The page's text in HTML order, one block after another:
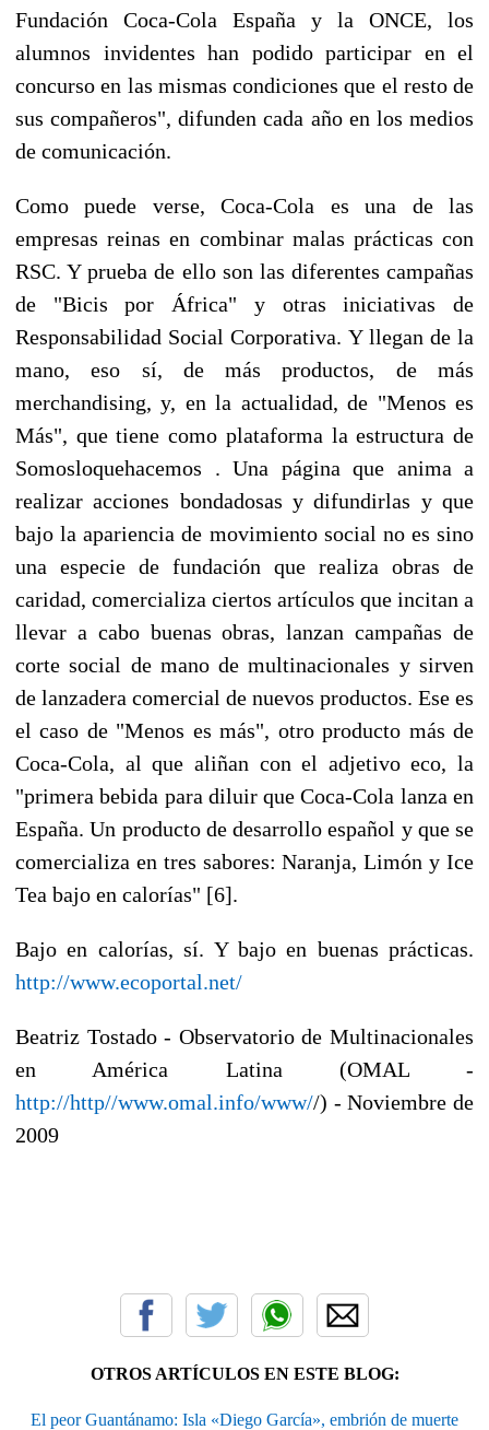
Fundación Coca-Cola España y la ONCE, los
alumnos invidentes han podido participar en el
concurso en las mismas condiciones que el resto de
sus compañeros", difunden cada año en los medios
de comunicación.
Como puede verse, Coca-Cola es una de las
empresas reinas en combinar malas prácticas con
RSC. Y prueba de ello son las diferentes campañas
de "Bicis por África" y otras iniciativas de
Responsabilidad Social Corporativa. Y llegan de la
mano, eso sí, de más productos, de más
merchandising, y, en la actualidad, de "Menos es
Más", que tiene como plataforma la estructura de
Somosloquehacemos . Una página que anima a
realizar acciones bondadosas y difundirlas y que
bajo la apariencia de movimiento social no es sino
una especie de fundación que realiza obras de
caridad, comercializa ciertos artículos que incitan a
llevar a cabo buenas obras, lanzan campañas de
corte social de mano de multinacionales y sirven
de lanzadera comercial de nuevos productos. Ese es
el caso de "Menos es más", otro producto más de
Coca-Cola, al que aliñan con el adjetivo eco, la
"primera bebida para diluir que Coca-Cola lanza en
España. Un producto de desarrollo español y que se
comercializa en tres sabores: Naranja, Limón y Ice
Tea bajo en calorías" [6].
Bajo en calorías, sí. Y bajo en buenas prácticas.
http://www.ecoportal.net/
Beatriz Tostado - Observatorio de Multinacionales
en América Latina (OMAL -
http://http//www.omal.info/www//) - Noviembre de
2009
OTROS ARTÍCULOS EN ESTE BLOG:
El peor Guantánamo: Isla «Diego García», embrión de muerte